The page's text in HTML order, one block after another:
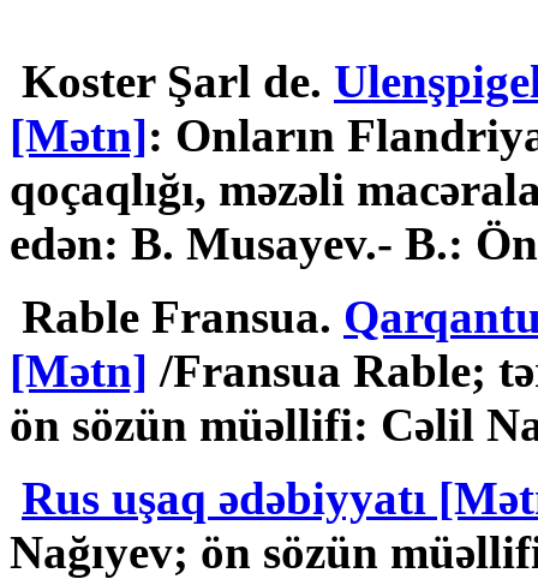
Koster Şarl de.
[Mətn]: Onların
qoçaqlığı, məzəli
edən: B. Musayev.- B.:
Rable Fransua.
[Mətn] /Fransua Rable;
ön sözün müəllifi: Cəlil
Rus uşaq ədəbiyyatı
Nağıyev; ön sözün